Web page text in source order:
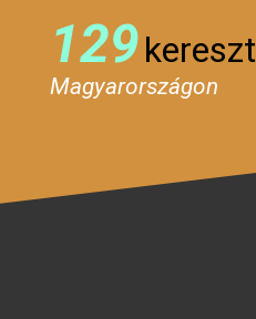
129kereszt
Magyarországon